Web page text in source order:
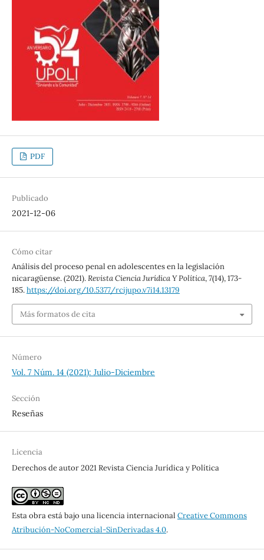
PDF
Publicado
2021-12-06
Cómo citar
Análisis del proceso penal en adolescentes en la legislación
nicaragüense. (2021).Revista Ciencia Jurídica Y Política,7(14), 173-
185.https://doi.org/10.5377/rcijupo.v7i14.13179
Más formatos de cita
Número
Vol. 7 Núm. 14 (2021): Julio-Diciembre
Sección
Reseñas
Licencia
Derechos de autor 2021 Revista Ciencia Jurídica y Política
Esta obra está bajo una licencia internacional Creative Commons
Atribución-NoComercial-SinDerivadas 4.0.